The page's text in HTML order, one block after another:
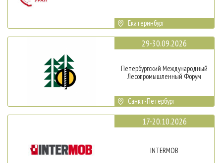
Екатеринбург
29-30.09.2026
Петербургский Международный
Лесопромышленный Форум
Санкт-Петербург
17-20.10.2026
INTERMOB